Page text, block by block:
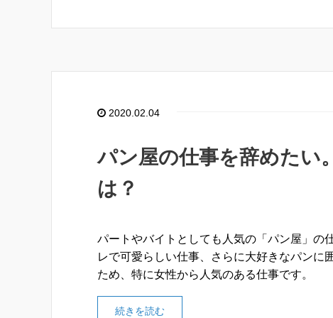
2020.02.04
パン屋の仕事を辞めたい
は？
パートやバイトとしても人気の「パン屋」の
レで可愛らしい仕事、さらに大好きなパンに
ため、特に女性から人気のある仕事です。
続きを読む